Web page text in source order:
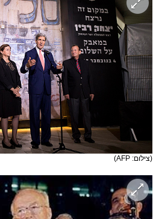
(צילום: AFP)